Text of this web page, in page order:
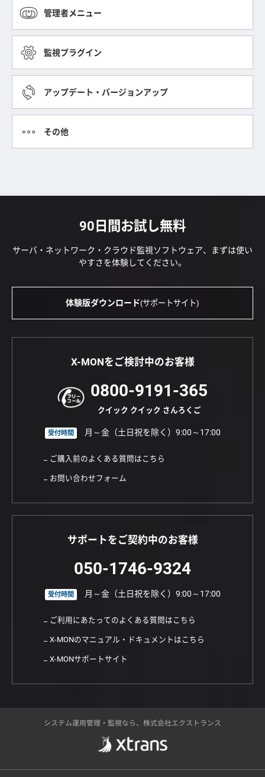
管理者メニュー
監視プラグイン
アップデート・バージョンアップ
その他
90日間お試し無料
サーバ・ネットワーク・クラウド監視ソフトウェア、まずは使い
やすさを体験してください。
体験版ダウンロード(サポートサイト)
X-MONをご検討中のお客様
0800-9191-365
クイック クイック さんろくご
受付時間 月～金（土日祝を除く）9:00～17:00
ご購入前のよくある質問はこちら
お問い合わせフォーム
サポートをご契約中のお客様
050-1746-9324
受付時間 月～金（土日祝を除く）9:00～17:00
ご利用にあたってのよくある質問はこちら
X-MONのマニュアル・ドキュメントはこちら
X-MONサポートサイト
システム運用管理・監視なら、株式会社エクストランス